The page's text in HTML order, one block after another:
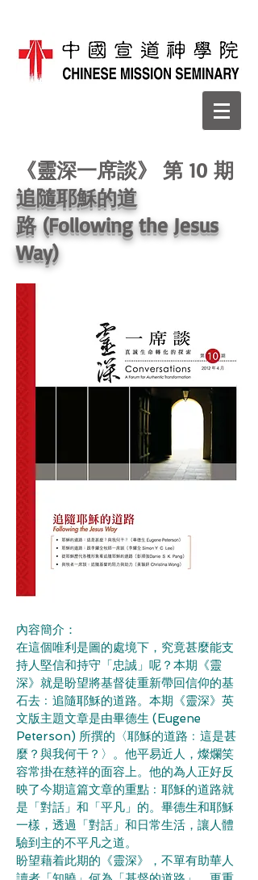
《靈深一席談》 第 10 期
追隨耶穌的道
路 (Following the Jesus
Way)
內容簡介：
在這個唯利是圖的處境下，究竟甚麼能支
持人堅信和持守「忠誠」呢？本期《靈
深》就是盼望將基督徒重新帶回信仰的基
石去﹕追隨耶穌的道路。本期《靈深》英
文版主題文章是由畢德生 (Eugene
Peterson) 所撰的〈耶穌的道路﹕這是甚
麼？與我何干？〉。他平易近人，燦爛笑
容常掛在慈祥的面容上。他的為人正好反
映了今期這篇文章的重點﹕耶穌的道路就
是「對話」和「平凡」的。畢德生和耶穌
一樣，透過「對話」和日常生活，讓人體
驗到主的不平凡之道。
盼望藉着此期的《靈深》，不單有助華人